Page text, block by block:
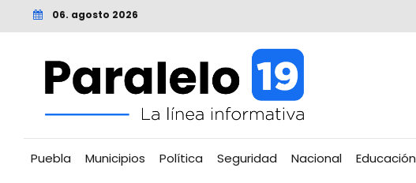
06. agosto 2026
Puebla Municipios Política Seguridad Nacional Educación